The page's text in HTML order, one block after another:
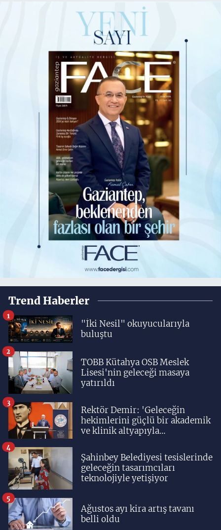
Trend Haberler
"İki Nesil" okuyucularıyla
buluştu
1
TOBB Kütahya OSB Meslek
Lisesi'nin geleceği masaya
yatırıldı
2
Rektör Demir: 'Geleceğin
hekimlerini güçlü bir akademik
ve klinik altyapıyla
3
Şahinbey Belediyesi tesislerinde
geleceğin tasarımcıları
teknolojiyle yetişiyor
4
Ağustos ayı kira artış tavanı
belli oldu
5